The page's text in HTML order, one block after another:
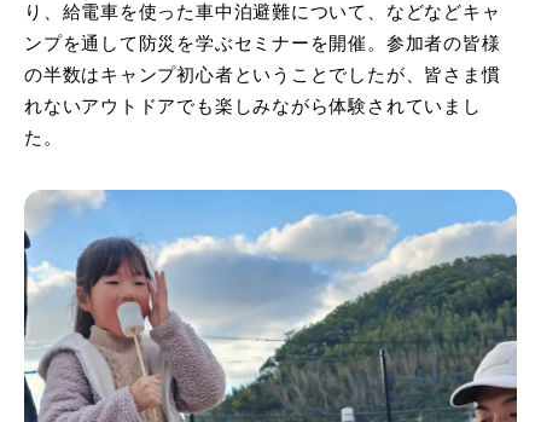
り、給電車を使った車中泊避難について、などなどキャ
ンプを通して防災を学ぶセミナーを開催。参加者の皆様
の半数はキャンプ初心者ということでしたが、皆さま慣
れないアウトドアでも楽しみながら体験されていまし
た。